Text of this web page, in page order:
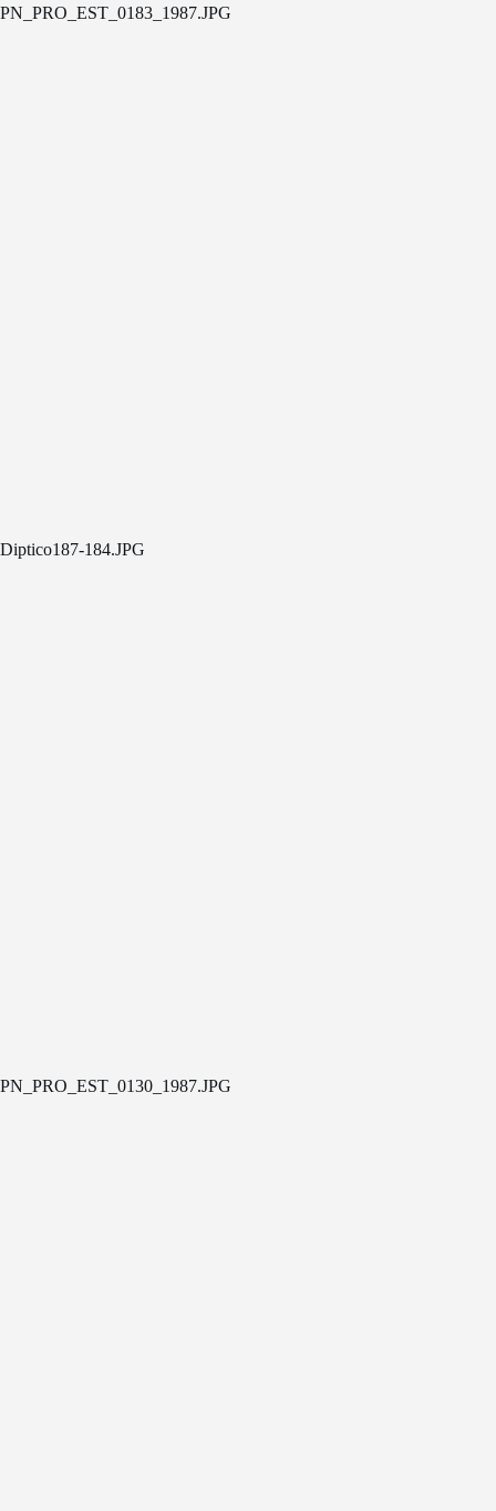
PN_PRO_EST_0183_1987.JPG
Diptico187-184.JPG
PN_PRO_EST_0130_1987.JPG